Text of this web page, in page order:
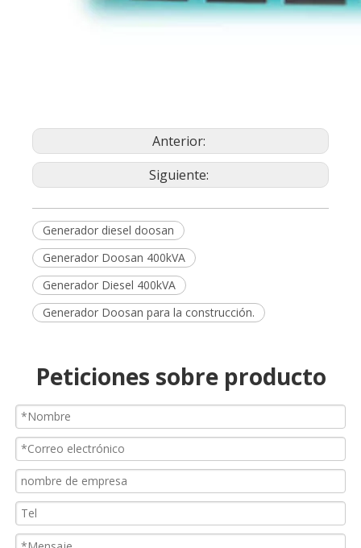
Anterior:
Siguiente:
Generador diesel doosan
Generador Doosan 400kVA
Generador Diesel 400kVA
Generador Doosan para la construcción.
Peticiones sobre producto